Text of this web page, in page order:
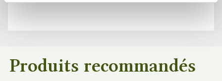
Produits recommandés